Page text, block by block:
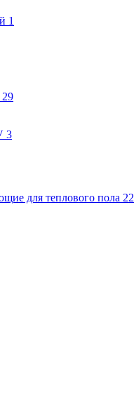
1
29
3
для теплового пола 22